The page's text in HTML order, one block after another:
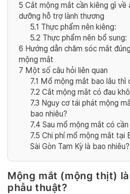
5 Cắt mộng mắt cần kiêng gì về
dưỡng hỗ trợ lành thương
5.1 Thực phẩm nên kiêng:
5.2 Thực phẩm nên bổ sung:
6 Hướng dẫn chăm sóc mắt
mộng mắt
7 Một số câu hỏi liên quan
7.1 Mổ mộng mắt bao lâu thì
7.2 Cắt mộng mắt có đau
7.3 Nguy cơ tái phát mộng
bao nhiêu?
7.4 Sau mổ mộng mắt có
7.5 Chi phí mổ mộng mắt tại
Sài Gòn Tam Kỳ là bao nhiêu?
Mộng mắt (mộng thịt)
phẫu thuật?